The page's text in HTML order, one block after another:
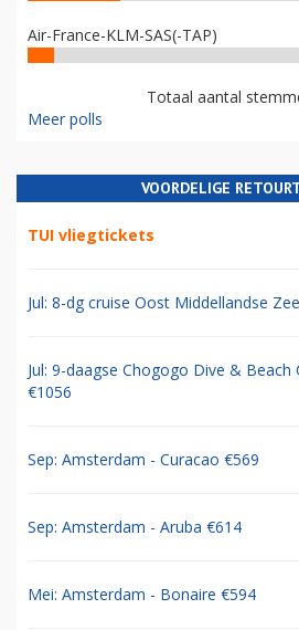
Air-France-KLM-SAS(-TAP)
Totaal aantal
Meer polls
VOORDELIGE
TUI vliegtickets
Jul: 8-dg cruise Oost Middellandse
Jul: 9-daagse Chogogo Dive & Beach
€1056
Sep: Amsterdam - Curacao €569
Sep: Amsterdam - Aruba €614
Mei: Amsterdam - Bonaire €594